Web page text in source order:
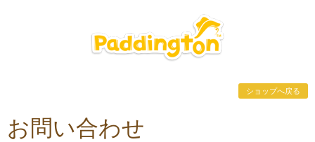
ショップへ戻る
お問い合わせ